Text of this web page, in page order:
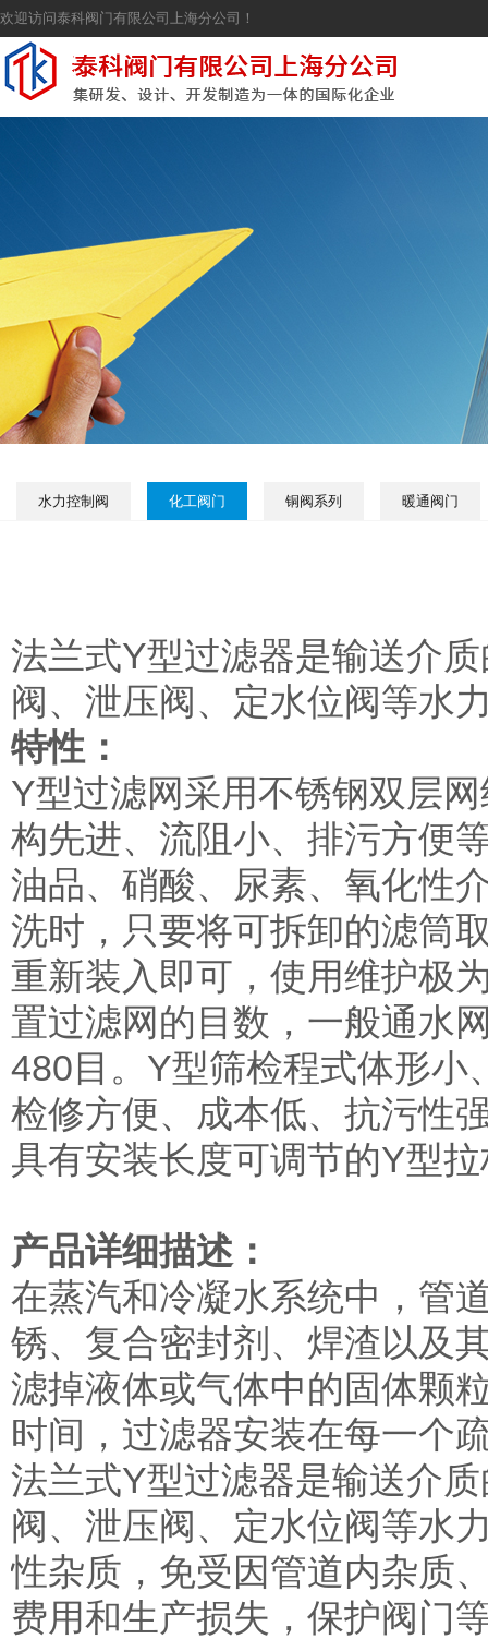
欢迎访问泰科阀门有限公司上海分公司！
水力控制阀 化工阀门 铜阀系列 暖通阀门
法兰式Y型过滤器是输送介
阀、泄压阀、定水位阀等水
特性：
Y型过滤网采用不锈钢双层
构先进、流阻小、排污方便
油品、硝酸、尿素、氧化性
洗时，只要将可拆卸的滤筒
重新装入即可，使用维护极
置过滤网的目数，一般通水
480目。Y型筛检程式体形小
检修方便、成本低、抗污性
具有安装长度可调节的Y型
产品详细描述：
在蒸汽和冷凝水系统中，管
锈、复合密封剂、焊渣以及
滤掉液体或气体中的固体颗
时间，过滤器安装在每一个
法兰式Y型过滤器是输送介
阀、泄压阀、定水位阀等水
性杂质，免受因管道内杂质
费用和生产损失，保护阀门